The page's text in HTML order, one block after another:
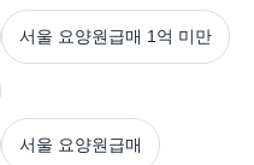
서울 요양원급매 1억 미만
서울 요양원급매